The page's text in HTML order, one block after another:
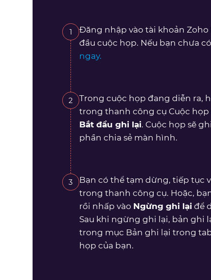
1
Đăng nhập vào tài khoản
đầu cuộc họp. Nếu bạn chưa
ngay.
2 Trong cuộc họp đang diễn ra,
trong thanh công cụ Cuộc họp
Bắt đầu ghi lại. Cuộc họp sẽ
phần chia sẻ màn hình.
3
Bạn có thể tạm dừng, tiếp tục
trong thanh công cụ. Hoặc,
rồi nhấp vào Ngừng ghi lạiđể
Sau khi ngừng ghi lại, bản ghi
trong mục Bản ghi lại trong
họp của bạn.